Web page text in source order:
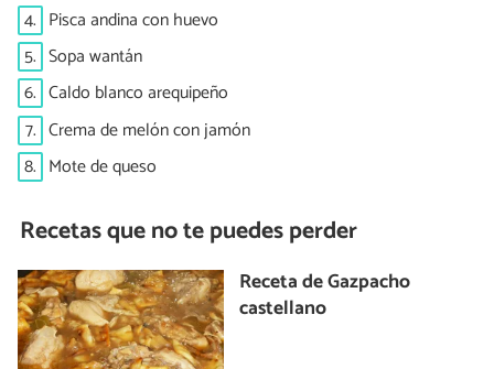
4. Pisca andina con huevo
5. Sopa wantán
6. Caldo blanco arequipeño
7. Crema de melón con jamón
8. Mote de queso
Recetas que no te puedes perder
Receta de Gazpacho
castellano